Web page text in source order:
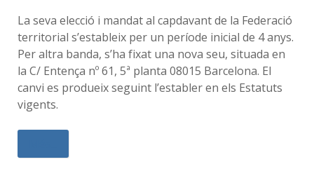
La seva elecció i mandat al capdavant de la Federació
territorial s’estableix per un període inicial de 4 anys.
Per altra banda, s’ha fixat una nova seu, situada en
la C/ Entença nº 61, 5ª planta 08015 Barcelona. El
canvi es produeix seguint l’establer en els Estatuts
vigents.